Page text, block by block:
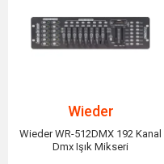
Wieder
Wieder WR-512DMX 192 Kanal
Dmx Işık Mikseri